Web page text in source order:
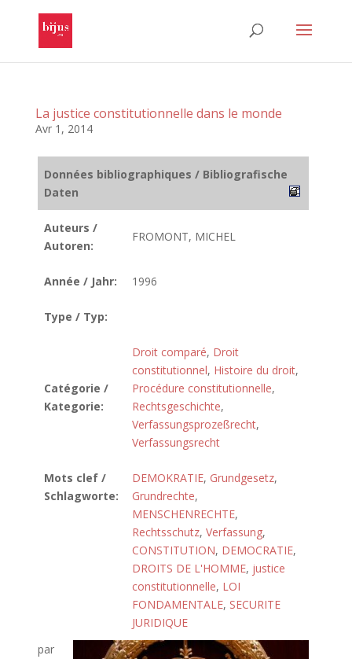
La justice constitutionnelle dans le monde
Avr 1, 2014
Données bibliographiques / Bibliografische
Daten
Auteurs /
Autoren:
FROMONT, MICHEL
Année / Jahr: 1996
Type / Typ:
Catégorie /
Kategorie:
Droit comparé, Droit
constitutionnel, Histoire du droit,
Procédure constitutionnelle,
Rechtsgeschichte,
Verfassungsprozeßrecht,
Verfassungsrecht
Mots clef /
Schlagworte:
DEMOKRATIE, Grundgesetz,
Grundrechte,
MENSCHENRECHTE,
Rechtsschutz, Verfassung,
CONSTITUTION, DEMOCRATIE,
DROITS DE L'HOMME, justice
constitutionnelle, LOI
FONDAMENTALE, SECURITE
JURIDIQUE
par